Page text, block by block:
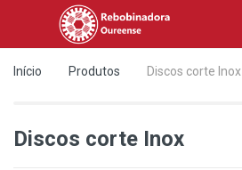
Início Produtos Discos corte Inox
Discos corte Inox